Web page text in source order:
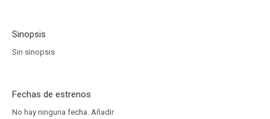
Sinopsis
Sin sinopsis
Fechas de estrenos
No hay ninguna fecha. Añadir